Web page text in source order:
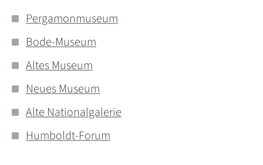
Pergamonmuseum
Bode-Museum
Altes Museum
Neues Museum
Alte Nationalgalerie
Humboldt-Forum